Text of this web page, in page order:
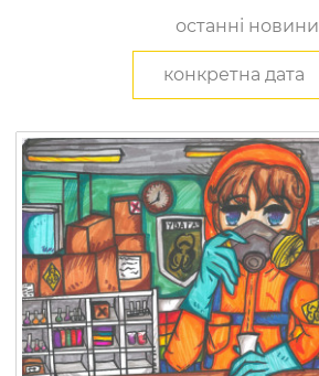
останні новини
конкретна дата